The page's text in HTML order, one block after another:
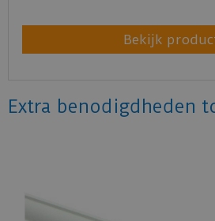
Bekijk
Extra benodigdheden